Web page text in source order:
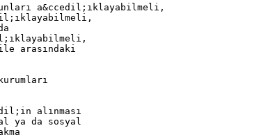
a&ccedil;ıklayabilmeli,
arasındaki
alınması
ya da sosyal